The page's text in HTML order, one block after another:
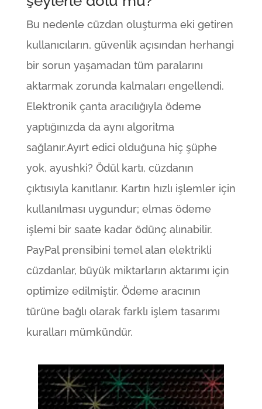
Bu nedenle cüzdan oluşturma eki getiren
kullanıcıların, güvenlik açısından herhangi
bir sorun yaşamadan tüm paralarını
aktarmak zorunda kalmaları engellendi.
Elektronik çanta aracılığıyla ödeme
yaptığınızda da aynı algoritma
sağlanır.Ayırt edici olduğuna hiç şüphe
yok, ayushki? Ödül kartı, cüzdanın
çıktısıyla kanıtlanır. Kartın hızlı işlemler için
kullanılması uygundur; elmas ödeme
işlemi bir saate kadar ödünç alınabilir.
PayPal prensibini temel alan elektrikli
cüzdanlar, büyük miktarların aktarımı için
optimize edilmiştir. Ödeme aracının
türüne bağlı olarak farklı işlem tasarımı
kuralları mümkündür.